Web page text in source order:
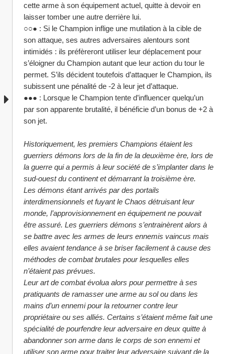
cette arme à son équipement actuel, quitte à devoir en
laisser tomber une autre derrière lui.
○○● : Si le Champion inflige une mutilation à la cible de
son attaque, ses autres adversaires alentours sont
intimidés : ils préfèreront utiliser leur déplacement pour
s’éloigner du Champion autant que leur action du tour le
permet. S’ils décident toutefois d’attaquer le Champion, ils
subissent une pénalité de -2 à leur jet d’attaque.
●●● : Lorsque le Champion tente d’influencer quelqu’un
par son apparente brutalité, il bénéficie d’un bonus de +2 à
son jet.
Historiquement, les premiers Champions étaient les
guerriers démons lors de la fin de la deuxième ère, lors de
la guerre qui a permis à leur société de s’implanter dans le
sud-ouest du continent et démarrant la troisième ère.
Les démons étant arrivés par des portails
interdimensionnels et fuyant le Chaos détruisant leur
monde, l’approvisionnement en équipement ne pouvait
être assuré. Les guerriers démons s’entrainèrent alors à
se battre avec les armes de leurs ennemis vaincus mais
elles avaient tendance à se briser facilement à cause des
méthodes de combat brutales pour lesquelles elles
n’étaient pas prévues.
Leur art de combat évolua alors pour permettre à ses
pratiquants de ramasser une arme au sol ou dans les
mains d’un ennemi pour la retourner contre leur
propriétaire ou ses alliés. Certains s’étaient même fait une
spécialité de pourfendre leur adversaire en deux quitte à
abandonner son arme dans le corps de son ennemi et
utiliser son arme pour traiter leur adversaire suivant de la